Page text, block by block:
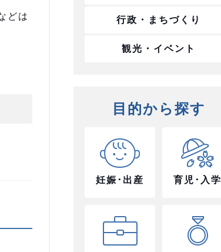
どは
行政・まちづくり
観光・イベント
目的から探す
妊娠･出産 育児･入学